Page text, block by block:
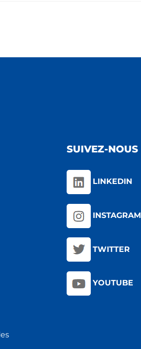
SUIVEZ-NOUS
LINKEDIN
INSTAGRAM
TWITTER
YOUTUBE